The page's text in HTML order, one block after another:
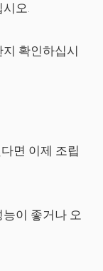
오.
확인하십시
면 이제 조립
이 좋거나 오